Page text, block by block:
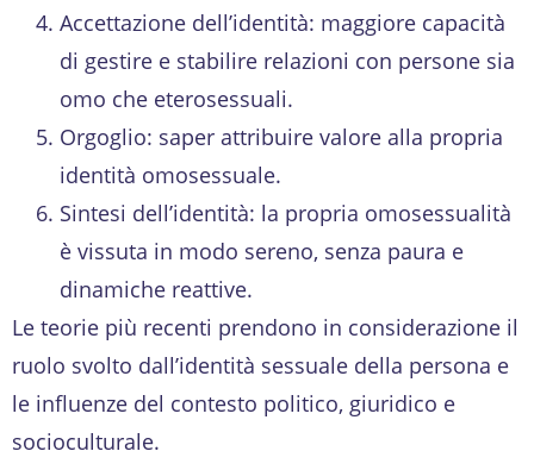
Accettazione dell’identità: maggiore capacità
di gestire e stabilire relazioni con persone sia
omo che eterosessuali.
Orgoglio: saper attribuire valore alla propria
identità omosessuale.
Sintesi dell’identità: la propria omosessualità
è vissuta in modo sereno, senza paura e
dinamiche reattive.
Le teorie più recenti prendono in considerazione il
ruolo svolto dall’identità sessuale della persona e
le influenze del contesto politico, giuridico e
socioculturale.